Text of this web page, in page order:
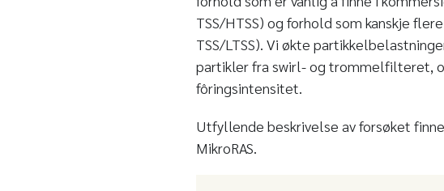
TSS/HTSS) og forhold som kanskje
TSS/LTSS). Vi økte
partikler fra swirl- og trommelfilteret,
fôringsintensitet.
Utfyllende beskrivelse av forsøket
MikroRAS.